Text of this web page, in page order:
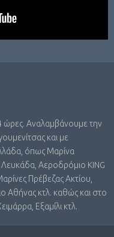
ώρες. Αναλαμβάνουμε την
και με
όπως Μαρίνα
Αεροδρόμιο KING
Πρέβεζας Ακτίου,
Αθήνας κτλ. καθώς και στο
Εξαμίλι κτλ.